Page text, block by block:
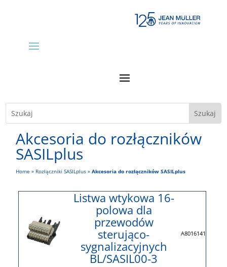
Akcesoria do rozłączników
SASILplus
Home » Rozłączniki SASILplus »Akcesoria do rozłączników SASILplus
Listwa wtykowa 16-
polowa dla
przewodów
sterująco-
sygnalizacyjnych
BL/SASIL00-3
A8016141